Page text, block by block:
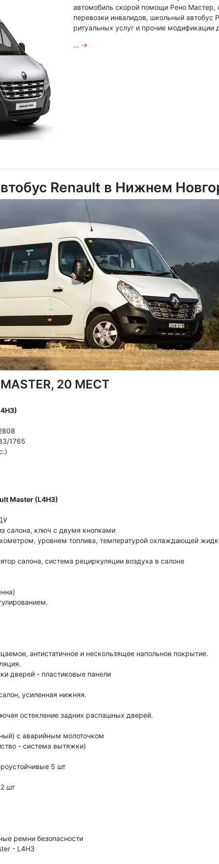
автомобиль скорой помощи Рено
перевозки инвалидов, школьный автобус
ритуальных услуг и прочие модификации
... →
Renault в Нижнем
20 МЕСТ
1765
Master (L4H3)
салона, ключ с двумя кнопками
уровнем топлива, температурой охлаждающей
салона, система рециркуляции воздуха в салоне
антистатичное и нескользящее напольное покрытие.
дверей - пластиковые панели
усиленная нижняя.
остекление задних распашных дверей.
с аварийным молоточком
- система вытяжки)
5 шт
шт
ремни безопасности
- L4H3